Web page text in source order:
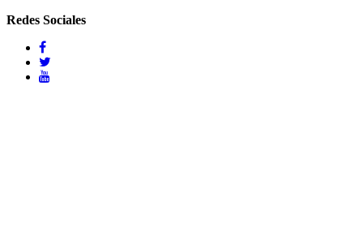
Redes Sociales